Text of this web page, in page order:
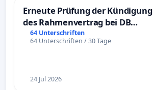
Erneute Prüfung der Kündigung
des Rahmenvertrag bei DB
Fahrwegdienste Gmbh
64 Unterschriften
64 Unterschriften / 30 Tage
24 Jul 2026